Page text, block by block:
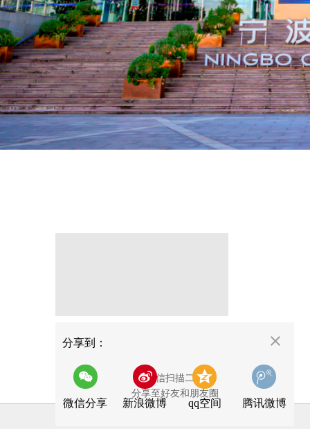
分享到：
微信分享
用微信扫描二维码
分享至好友和朋友圈
新浪微博 qq空间 腾讯微博